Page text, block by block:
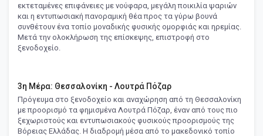
εκτεταμένες επιφάνειες με νούφαρα, μεγάλη ποικιλία ψαριών
και η εντυπωσιακή πανοραμική θέα προς τα γύρω βουνά
συνθέτουν ένα τοπίο μοναδικής φυσικής ομορφιάς και ηρεμίας.
Μετά την ολοκλήρωση της επίσκεψης, επιστροφή στο
ξενοδοχείο.
3η Μέρα: Θεσσαλονίκη - Λουτρά Πόζαρ
Πρόγευμα στο ξενοδοχείο και αναχώρηση από τη Θεσσαλονίκη
με προορισμό τα φημισμένα Λουτρά Πόζαρ, έναν από τους πιο
ξεχωριστούς και εντυπωσιακούς φυσικούς προορισμούς της
Βόρειας Ελλάδας. Η διαδρομή μέσα από το μακεδονικό τοπίο